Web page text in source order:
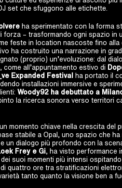
set che sfuggono alle etichette.
ha sperimentato con la forma
forza – trasformando ogni spazio in
feste in location nascoste fino alla
ha costruito una narrazione in
(proprio) un’evoluzione: dal
all’appuntamento estivo di
Expanded Festival
ha portato il
installazioni immersive e
Woody92 ha debuttato a
la ricerca sonora verso territori
momento chiave nella crescita del
stabile a Opal, uno spazio che
un dialogo più profondo con la
Frey e Gi , ha visto performance
dei suoi momenti più intensi ospitando
quattro ore tra stratificazioni
tanto quanto la visione ben a